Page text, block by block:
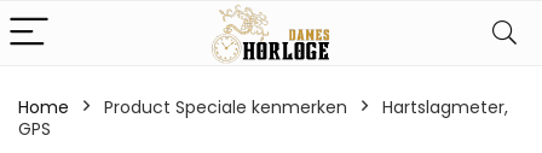
Home Product Speciale kenmerken
‎Hartslagmeter,
GPS